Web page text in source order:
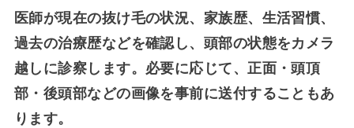
医師が現在の抜け毛の状況、家族歴、生活習慣、
過去の治療歴などを確認し、頭部の状態をカメラ
越しに診察します。必要に応じて、正面・頭頂
部・後頭部などの画像を事前に送付することもあ
ります。